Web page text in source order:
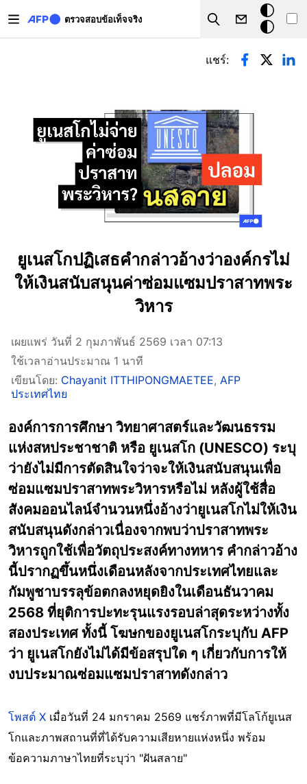
ตรวจสอบข้อเท็จจริง
Search
โหมด
มืด
Primary tabs
แชร์:
ยูเนสโกปฏิเสธคำกล่าวอ้างว่าองค์กรไม่
ให้เงินสนับสนุนค่าซ่อมแซมปราสาทพระ
วิหาร
เผยแพร่ วันที่ 2 กุมภาพันธ์ 2569 เวลา 07:13
ใช้เวลาอ่านประมาณ 1 นาที
เขียนโดย: Chayanit ITTHIPONGMAETEE, AFP
ประเทศไทย
องค์การการศึกษา วิทยาศาสตร์และวัฒนธรรม
แห่งสหประชาชาติ หรือ ยูเนสโก (UNESCO) ระบุ
ว่ายังไม่มีการตัดสินใจว่าจะให้เงินสนับสนุนเพื่อ
ซ่อมแซมปราสาทพระวิหารหรือไม่ หลังผู้ใช้สื่อ
สังคมออนไลน์จำนวนหนึ่งอ้างว่ายูเนสโกไม่ให้เงิน
สนับสนุนดังกล่าวเนื่องจากพบว่าปราสาทพระ
วิหารถูกใช้เพื่อวัตถุประสงค์ทางทหาร คำกล่าวอ้าง
นี้ปรากฏขึ้นหนึ่งเดือนหลังจากประเทศไทยและ
กัมพูชาบรรลุข้อตกลงหยุดยิงในเดือนธันวาคม
2568 ที่ยุติการปะทะรุนแรงรอบล่าสุดระหว่างทั้ง
สองประเทศ ทั้งนี้ โฆษกของยูเนสโกระบุกับ AFP
ว่า ยูเนสโกยังไม่ได้มีข้อสรุปใด ๆ เกี่ยวกับการให้
งบประมาณซ่อมแซมปราสาทดังกล่าว
โพสต์ X เมื่อวันที่ 24 มกราคม 2569 แชร์ภาพที่มีโลโก้ยูเนส
โกและภาพสถานที่ที่ได้รับความเสียหายแห่งหนึ่ง พร้อม
ข้อความภาษาไทยที่ระบุว่า "ฝันสลาย"